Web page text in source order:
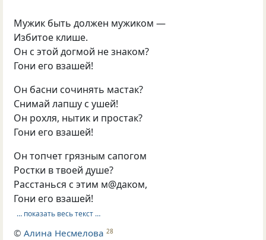
Мужик быть должен мужиком —
Избитое клише.
Он с этой догмой не знаком?
Гони его взашей!
Он басни сочинять мастак?
Снимай лапшу с ушей!
Он рохля, нытик и простак?
Гони его взашей!
Он топчет грязным сапогом
Ростки в твоей душе?
Расстанься с этим м@даком,
Гони его взашей!
… показать весь текст …
©Алина Несмелова 28